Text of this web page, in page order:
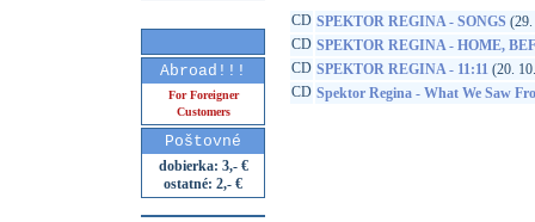
Abroad!!!
For Foreigner
Customers
Poštovné
dobierka: 3,- €
ostatné: 2,- €
CD SPEKTOR REGINA - SONGS
CD SPEKTOR REGINA - HOME,
CD SPEKTOR REGINA - 11:11 (20.
CD Spektor Regina - What We Saw